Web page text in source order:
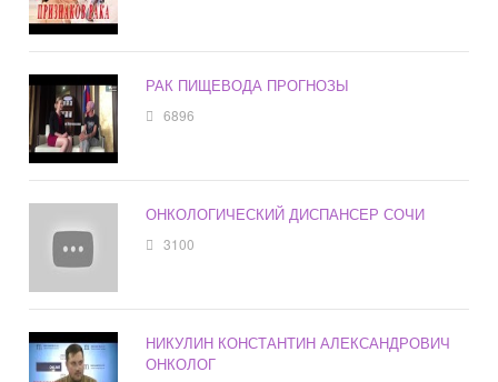
РАК ПИЩЕВОДА ПРОГНОЗЫ
6896
ОНКОЛОГИЧЕСКИЙ ДИСПАНСЕР СОЧИ
3100
НИКУЛИН КОНСТАНТИН АЛЕКСАНДРОВИЧ
ОНКОЛОГ